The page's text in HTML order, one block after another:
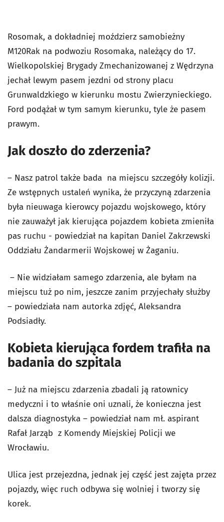
Rosomak, a dokładniej moździerz samobieżny
M120Rak na podwoziu Rosomaka, należący do 17.
Wielkopolskiej Brygady Zmechanizowanej z Wędrzyna
jechał lewym pasem jezdni od strony placu
Grunwaldzkiego w kierunku mostu Zwierzynieckiego.
Ford podążał w tym samym kierunku, tyle że pasem
prawym.
Jak doszło do zderzenia?
– Nasz patrol także bada na miejscu szczegóły kolizji.
Ze wstępnych ustaleń wynika, że przyczyną zdarzenia
była nieuwaga kierowcy pojazdu wojskowego, który
nie zauważył jak kierująca pojazdem kobieta zmieniła
pas ruchu - powiedział na kapitan Daniel Zakrzewski
Oddziału Żandarmerii Wojskowej w Żaganiu.
– Nie widziałam samego zdarzenia, ale byłam na
miejscu tuż po nim, jeszcze zanim przyjechały służby
– powiedziała nam autorka zdjęć, Aleksandra
Podsiadły.
Kobieta kierująca fordem trafiła na
badania do szpitala
– Już na miejscu zdarzenia zbadali ją ratownicy
medyczni i to właśnie oni uznali, że konieczna jest
dalsza diagnostyka – powiedział nam mł. aspirant
Rafał Jarząb z Komendy Miejskiej Policji we
Wrocławiu.
Ulica jest przejezdna, jednak jej część jest zajęta przez
pojazdy, więc ruch odbywa się wolniej i tworzy się
korek.